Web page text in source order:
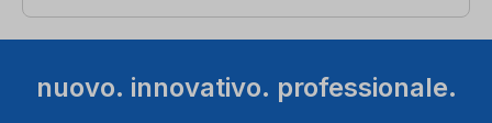
nuovo. innovativo. professionale.